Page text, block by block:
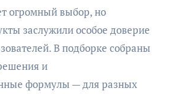
огромный выбор, но
заслужили особое доверие
В подборке собраны
и
формулы — для разных